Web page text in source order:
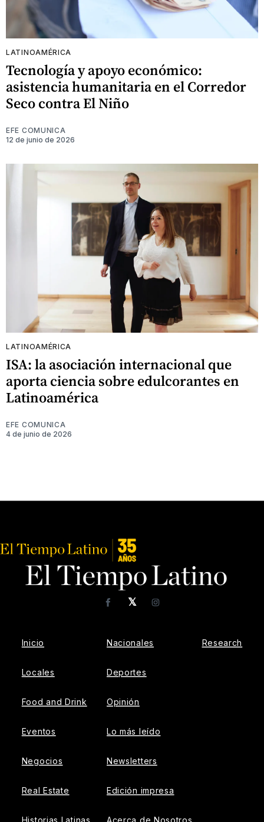
LATINOAMÉRICA
Tecnología y apoyo económico:
asistencia humanitaria en el Corredor
Seco contra El Niño
EFE COMUNICA
12 de junio de 2026
LATINOAMÉRICA
ISA: la asociación internacional que
aporta ciencia sobre edulcorantes en
Latinoamérica
EFE COMUNICA
4 de junio de 2026
𝕏
FacebookInstagram
Inicio
Locales
Food and Drink
Eventos
Negocios
Real Estate
Historias Latinas
Nacionales
Deportes
Opinión
Lo más leído
Newsletters
Edición impresa
Acerca de Nosotros
Research